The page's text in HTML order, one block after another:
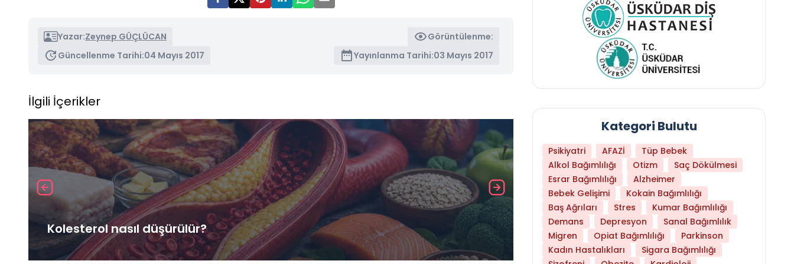
Yazar:Zeynep GÜÇLÜCAN
Görüntülenme:
Güncellenme Tarihi:04 Mayıs 2017 Yayınlanma Tarihi:03 Mayıs 2017
İlgili İçerikler
Kolesterol nasıl düşürülür? Daha Az Protein Tüketmek Yaşlanmayı
Kategori Bulutu
Psikiyatri AFAZİ
Tüp Bebek
Alkol Bağımlılığı
Otizm
Saç Dökülmesi
Esrar Bağımlılığı
Alzheimer
Bebek Gelişimi
Kokain Bağımlılığı
Baş Ağrıları
Stres
Kumar Bağımlılığı
Demans
Depresyon
Sanal Bağımlılık
Migren
Opiat Bağımlılığı
Parkinson
Kadın Hastalıkları
Sigara Bağımlılığı